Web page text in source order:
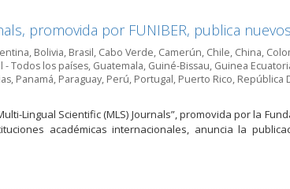
promovida por FUNIBER, publica
, Bolivia, Brasil, Cabo Verde, Camerún, Chile, China,
- Todos los países, Guatemala, Guiné-Bissau, Guinea
, Panamá, Paraguay, Perú, Portugal, Puerto Rico, República
Lingual Scientific (MLS) Journals”, promovida por la
académicas internacionales, anuncia la